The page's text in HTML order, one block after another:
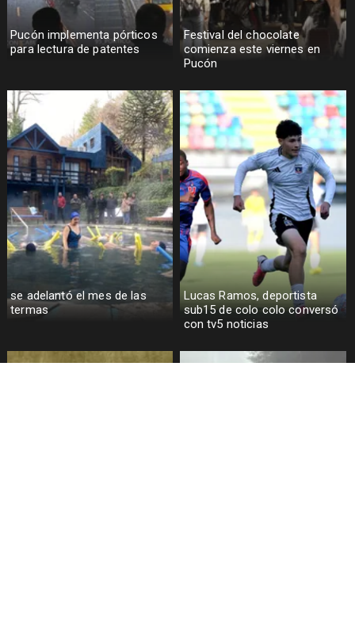
Pucón implementa pórticos
para lectura de patentes
Festival del chocolate
comienza este viernes en
Pucón
se adelantó el mes de las
termas
Lucas Ramos, deportista
sub15 de colo colo conversó
con tv5 noticias